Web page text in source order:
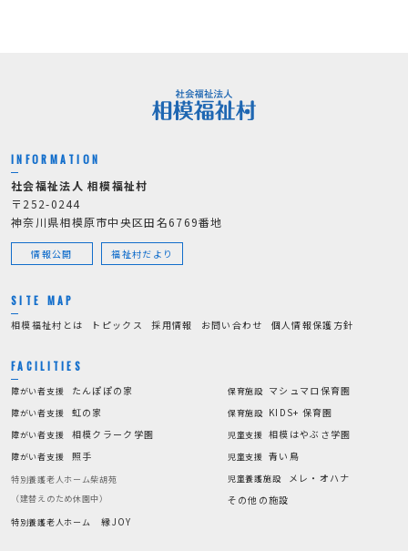
INFORMATION
社会福祉法人 相模福祉村
〒252-0244
神奈川県相模原市中央区田名6769番地
情報公開 福祉村だより
SITE MAP
相模福祉村とは トピックス 採用情報 お問い合わせ 個人情報保護方針
FACILITIES
障がい者支援 たんぽぽの家
障がい者支援 虹の家
障がい者支援 相模クラーク学園
障がい者支援 照手
特別養護老人ホーム柴胡苑
（建替えのため休園中）
特別養護老人ホーム
縁JOY
保育施設 マシュマロ保育園
保育施設 KIDS+ 保育園
児童支援 相模はやぶさ学園
児童支援 青い鳥
児童養護施設
メレ・オハナ
その他の施設